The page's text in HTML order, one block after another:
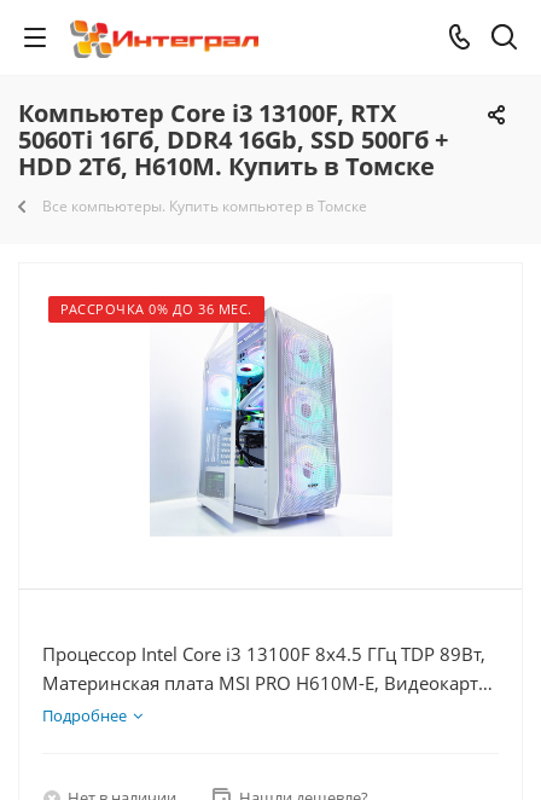
Компьютер Core i3 13100F, RTX
5060Ti 16Гб, DDR4 16Gb, SSD 500Гб +
HDD 2Тб, H610M. Купить в Томске
Все компьютеры. Купить компьютер в Томске
РАССРОЧКА 0% ДО 36 МЕС.
Процессор Intel Core i3 13100F 8x4.5 ГГц TDP 89Вт,
Материнская плата MSI PRO H610M-E, Видеокарта
RTX 5060Ti 16Гб, Память DDR4 16Gb, Диски
Подробнее